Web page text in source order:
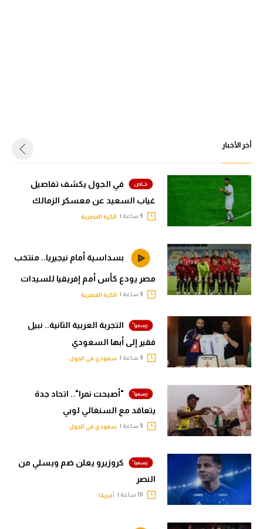
أخر الأخبار
في الجول يكشف تفاصيل
غياب السعيد عن معسكر الزمالك
الكرة المصرية
بسداسية أمام نيجيريا.. منتخب
مصر يودع كأس أمم إفريقيا للسيدات
الكرة المصرية
التجربة العربية الثانية.. نبيل
فقير إلى أبها السعودي
سعودي في الجول
"أصبحت نمرا".. اتحاد جدة
يتعاقد مع السنغالي لوبي
سعودي في الجول
كروزيرو يعلن ضم ويسلي من
النصر
أمريكا